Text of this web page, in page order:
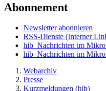
Abonnement
Newsletter abonnieren
RSS-Dienste (Interner
hib_Nachrichten im
hib_Nachrichten im
Webarchiv
Presse
Kurzmeldungen (hib)